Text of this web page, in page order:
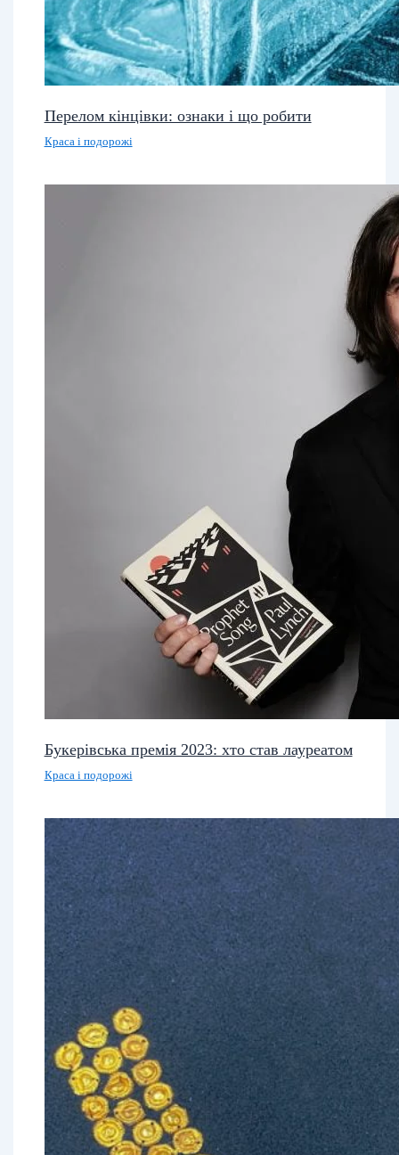
Перелом кінцівки: ознаки і що робити
Краса і подорожі
Букерівська премія 2023: хто став лауреатом
Краса і подорожі